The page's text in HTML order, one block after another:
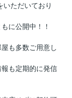
ただいており
に公開中！！
も多数ご用意し
報も定期的に発信